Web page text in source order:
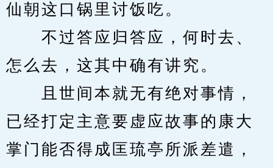
仙朝这口锅里讨饭吃。
不过答应归答应，何时去、
怎么去，这其中确有讲究。
且世间本就无有绝对事情，
已经打定主意要虚应故事的康大
掌门能否得成匡琉亭所派差遣，